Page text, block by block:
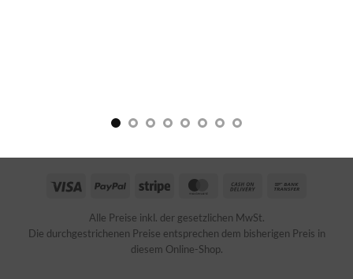
Visa PayPal Stripe MasterCardCash
Delivery
Alle Preise inkl. der gesetzlichen MwSt.
Die durchgestrichenen Preise entsprechen dem bisherigen Preis in
diesem Online-Shop.